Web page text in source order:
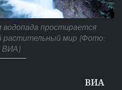
простирается
растительный мир (Фото:
ВИА)
ВИА